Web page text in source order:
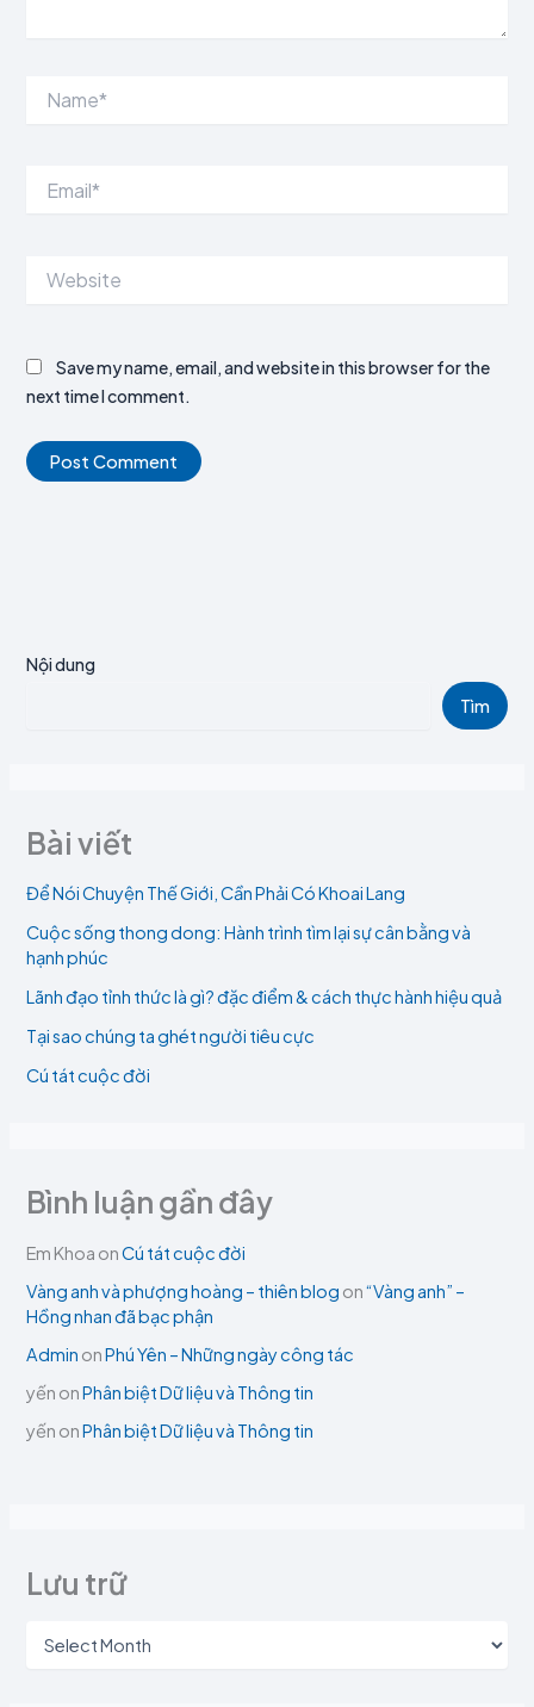
Save my name, email, and website in this browser for the
next time I comment.
Nội dung
Tìm
Bài viết
Để Nói Chuyện Thế Giới, Cần Phải Có Khoai Lang
Cuộc sống thong dong: Hành trình tìm lại sự cân bằng và
hạnh phúc
Lãnh đạo tỉnh thức là gì? đặc điểm & cách thực hành hiệu quả
Tại sao chúng ta ghét người tiêu cực
Cú tát cuộc đời
Bình luận gần đây
Em Khoa onCú tát cuộc đời
Vàng anh và phượng hoàng – thiên blog on“Vàng anh” –
Hồng nhan đã bạc phận
Admin onPhú Yên – Những ngày công tác
yến onPhân biệt Dữ liệu và Thông tin
yến onPhân biệt Dữ liệu và Thông tin
Lưu trữ